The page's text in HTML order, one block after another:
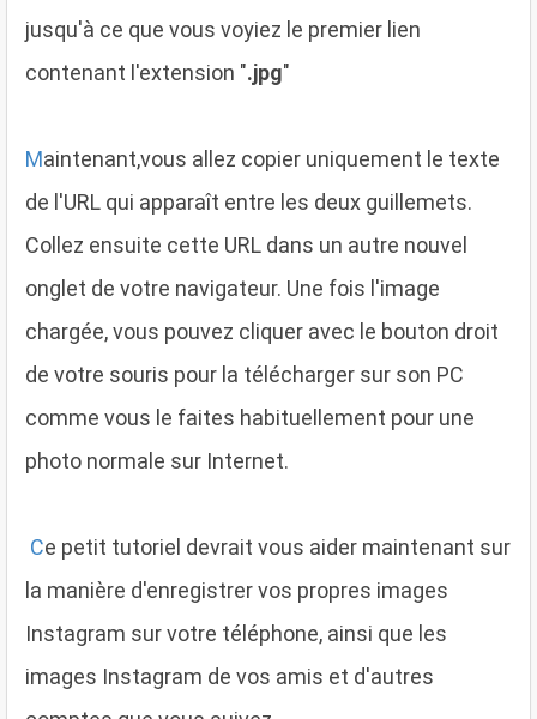
jusqu'à ce que vous voyiez le premier lien
contenant l'extension ".jpg"
Maintenant,vous allez copier uniquement le texte
de l'URL qui apparaît entre les deux guillemets.
Collez ensuite cette URL dans un autre nouvel
onglet de votre navigateur. Une fois l'image
chargée, vous pouvez cliquer avec le bouton droit
de votre souris pour la télécharger sur son PC
comme vous le faites habituellement pour une
photo normale sur Internet.
Ce petit tutoriel devrait vous aider maintenant sur
la manière d'enregistrer vos propres images
Instagram sur votre téléphone, ainsi que les
images Instagram de vos amis et d'autres